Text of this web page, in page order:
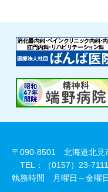
〒090-8501 北海道北見
TEL：（0157）23-7111
執務時間 月曜日～金曜